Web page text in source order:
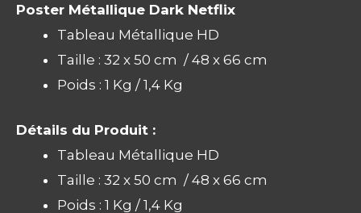
Poster Métallique Dark Netflix
Tableau Métallique HD
Taille : 32 x 50 cm / 48 x 66 cm
Poids : 1 Kg / 1,4 Kg
Détails du Produit :
Tableau Métallique HD
Taille : 32 x 50 cm / 48 x 66 cm
Poids : 1 Kg / 1,4 Kg